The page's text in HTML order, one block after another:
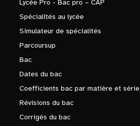
Lycée Pro - Bac pro – CAP
Spécialités au lycée
Simulateur de spécialités
Parcoursup
Bac
Dates du bac
Coefficients bac par matière et série
Révisions du bac
Corrigés du bac